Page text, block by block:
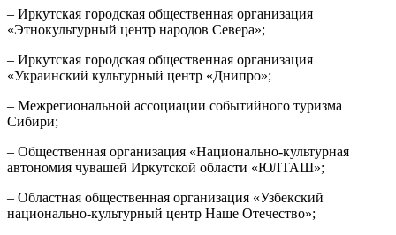
– Иркутская городская общественная организация
«Этнокультурный центр народов Севера»;
– Иркутская городская общественная организация
«Украинский культурный центр «Днипро»;
– Межрегиональной ассоциации событийного туризма
Сибири;
– Общественная организация «Национально-культурная
автономия чувашей Иркутской области «ЮЛТАШ»;
– Областная общественная организация «Узбекский
национально-культурный центр Наше Отечество»;